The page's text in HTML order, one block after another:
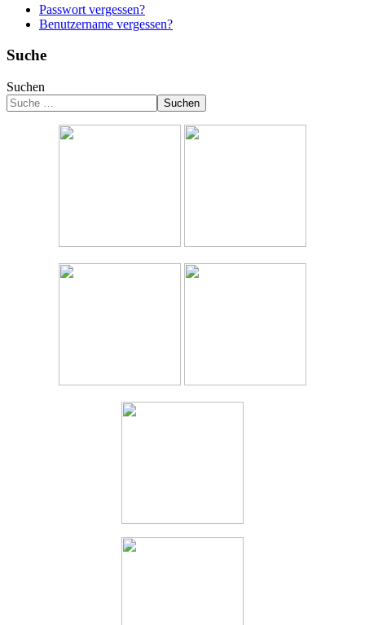
Passwort vergessen?
Benutzername vergessen?
Suche
Suchen
Suchen